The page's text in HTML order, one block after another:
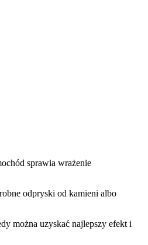
sprawia wrażenie
odpryski od kamieni albo
można uzyskać najlepszy efekt i